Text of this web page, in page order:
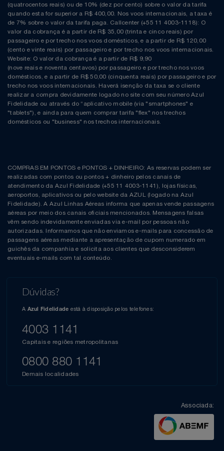
(quatrocentos reais) ou de 10% (dez por cento) sobre o valor da tarifa
quando esta for superior a R$ 400,00. Nos voos internacionais, a taxa é
de 7% sobre o valor da tarifa paga. Callcenter (+55 11 4003-1118): O
valor da cobrança é a partir de R$ 35,00 (trinta e cinco reais) por
passageiro e por trecho nos voos domésticos, e a partir de R$ 120,00
(cento e vinte reais) por passageiro e por trecho nos voos internacionais.
Website: O valor da cobrança é a partir de R$ 9,90
(nove reais e noventa centavos) por passageiro e por trecho nos voos
domésticos, e a partir de R$ 50,00 (cinquenta reais) por passageiro e por
trecho nos voos internacionais. Haverá isenção da taxa se o cliente
realizar a compra devidamente logado no site com seu número Azul
Fidelidade ou através do “aplicativo mobile (via "smartphones" e
"tablets"), e ainda para quem comprar tarifa "flex" nos trechos
domésticos ou "business" nos trechos internacionais.
COMPRAS EM PONTOS e PONTOS + DINHEIRO: As reservas podem ser
realizadas com pontos ou pontos + dinheiro pelos canais de
atendimento da Azul Fidelidade (+55 11 4003-1141), lojas físicas,
aeroportos, aplicativos ou pelo website da AZUL (logado na Azul
Fidelidade). A Azul Linhas Aéreas informa que apenas vende passagens
aéreas por meio dos canais oficiais mencionados. Mensagens falsas
vêm sendo indevidamente enviadas via e-mail por pessoas não
autorizadas. Informamos que não enviamos e-mails para concessão de
passagens aéreas mediante a apresentação de cupom numerado em
guichês da companhia e solicita aos clientes que desconsiderem
eventuais e-mails com tal conteúdo.
Dúvidas?
A Azul Fidelidade está à disposição pelos telefones:
4003 1141
Capitais e regiões metropolitanas
0800 880 1141
Demais localidades
Associada: